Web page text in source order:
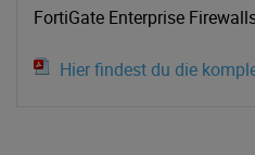
FortiGate Enterprise
Hier findest du die